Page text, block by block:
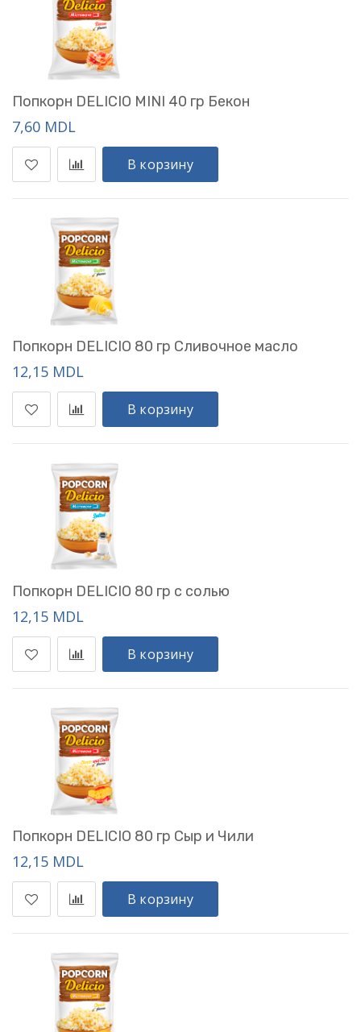
Попкорн DELICIO MINI 40 гр Бекон
7,60 MDL
В корзину
Попкорн DELICIO 80 гр Сливочное масло
12,15 MDL
В корзину
Попкорн DELICIO 80 гр с солью
12,15 MDL
В корзину
Попкорн DELICIO 80 гр Сыр и Чили
12,15 MDL
В корзину